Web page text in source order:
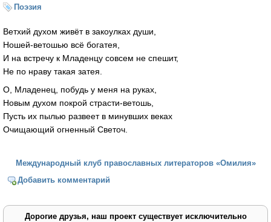
Поэзия
Ветхий духом живёт в закоулках души,
Ношей-ветошью всё богатея,
И на встречу к Младенцу совсем не спешит,
Не по нраву такая затея.
О, Младенец, побудь у меня на руках,
Новым духом покрой страсти-ветошь,
Пусть их пылью развеет в минувших веках
Очищающий огненный Светоч.
Международный клуб православных литераторов «Омилия»
Добавить комментарий
Дорогие друзья, наш проект существует исключительно